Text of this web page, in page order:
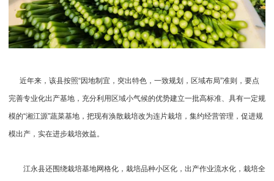
近年来，该县按照“因地制宜，突出特色，一致规划，区域布局”准则，要点
完善专业化出产基地，充分利用区域小气候的优势建立一批高标准、具有一定规
模的“湘江源”蔬菜基地，把现有涣散栽培改为连片栽培，集约经营管理，促进规
模出产，实在进步栽培效益。
江永县还围绕栽培基地网格化，栽培品种小区化，出产作业流水化，栽培全